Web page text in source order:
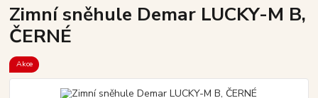
Zimní sněhule Demar LUCKY-M B,
ČERNÉ
Akce